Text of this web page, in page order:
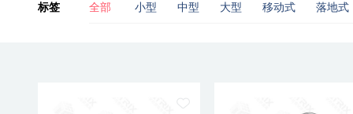
标签 全部 小型 中型 大型 移动式 落地式